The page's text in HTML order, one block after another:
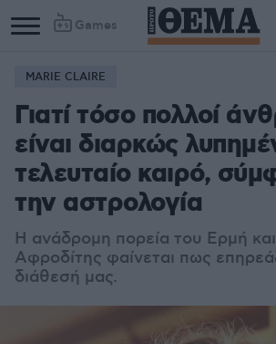
Games
MARIE CLAIRE
Γιατί τόσο πολλοί
είναι διαρκώς
τελευταίο καιρό,
την αστρολογία
Η ανάδρομη πορεία του Ερμή
Αφροδίτης φαίνεται πως
διάθεσή μας.